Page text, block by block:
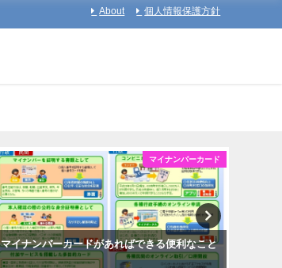
About 個人情報保護方針
マイナンバーカード
マイナンバーカードがあればできる便利なこと